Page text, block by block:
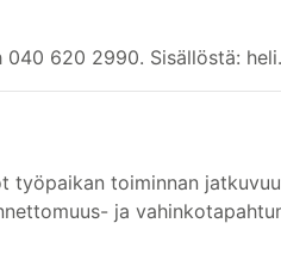
620 2990. Sisällöstä:
työpaikan toiminnan
ja